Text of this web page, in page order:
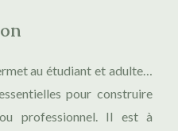
au étudiant et adulte…
pour construire
professionnel. Il est à